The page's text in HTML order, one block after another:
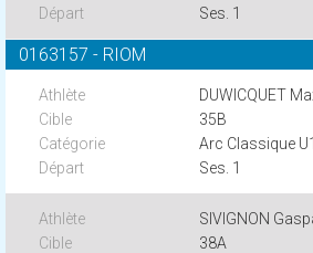
Ses. 1
0163157 - RIOM
DUWICQUET
35B
Arc Classique
Ses. 1
SIVIGNON
38A